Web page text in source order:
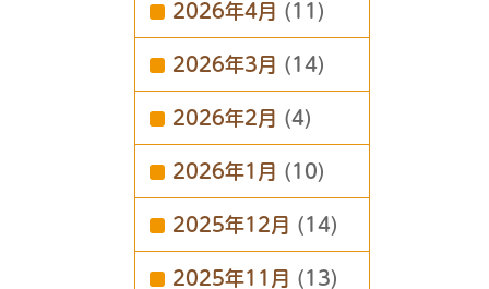
2026年4月 (11)
2026年3月 (14)
2026年2月 (4)
2026年1月 (10)
2025年12月 (14)
2025年11月 (13)